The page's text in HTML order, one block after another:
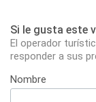
Si le gusta este
El operador
responder a sus
Nombre